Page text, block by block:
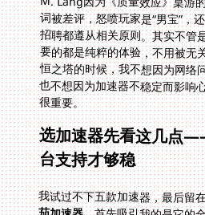
很重要。
选加速器先看这几点
台支持才够稳
我试过不下五款加速器，最后留